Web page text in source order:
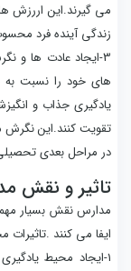
می گیرند.این اررزش
زندگی آینده فرد
3-ایجاد عادت ها و
های خود را نسبت به
یادگیری جذاب و
تقویت کنند.این نگرش
در مراحل بعدی
تاثیر و نقش
مدارس نقش بسیار
ایفا می کنند
1-ایجاد محیط